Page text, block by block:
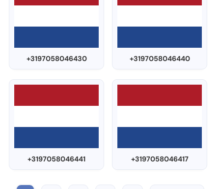
+3197058046430 +3197058046440
+3197058046441 +3197058046417